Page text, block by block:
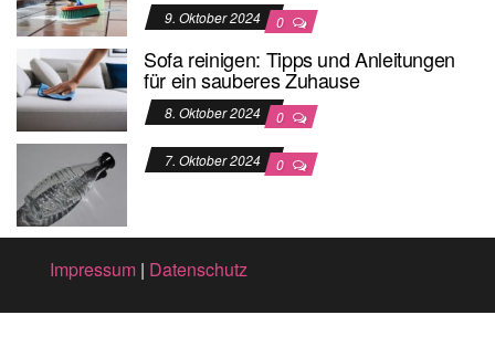
9. Oktober 2024 0
Sofa reinigen: Tipps und Anleitungen
für ein sauberes Zuhause
8. Oktober 2024 0
7. Oktober 2024 0
Impressum | Datenschutz